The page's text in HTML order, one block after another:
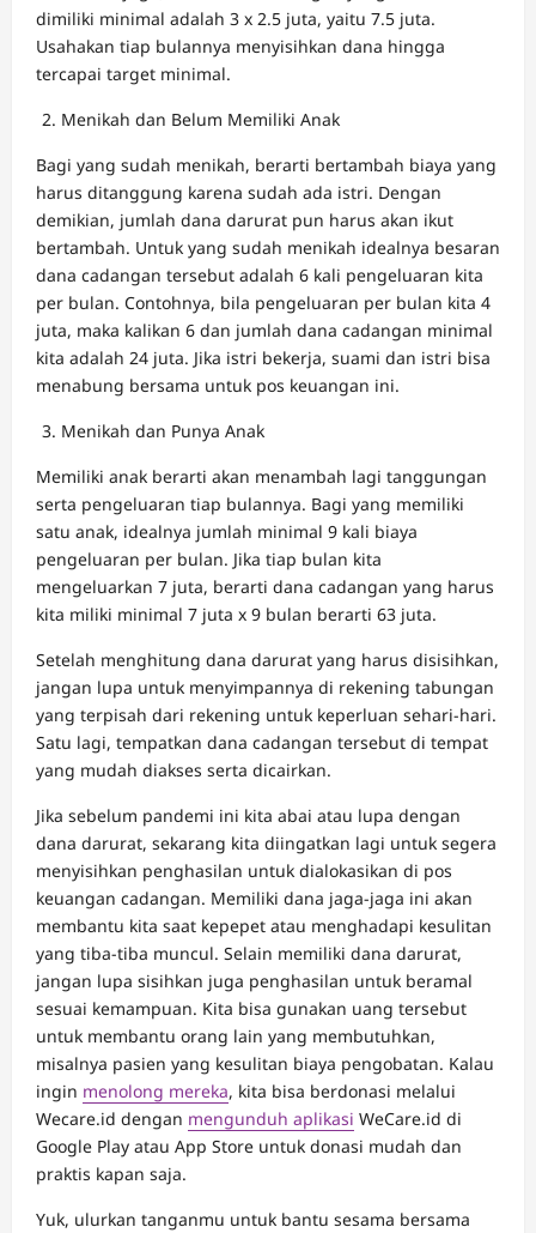
dimiliki minimal adalah 3 x 2.5 juta, yaitu 7.5 juta.
Usahakan tiap bulannya menyisihkan dana hingga
tercapai target minimal.
Menikah dan Belum Memiliki Anak
Bagi yang sudah menikah, berarti bertambah biaya yang
harus ditanggung karena sudah ada istri. Dengan
demikian, jumlah dana darurat pun harus akan ikut
bertambah. Untuk yang sudah menikah idealnya besaran
dana cadangan tersebut adalah 6 kali pengeluaran kita
per bulan. Contohnya, bila pengeluaran per bulan kita 4
juta, maka kalikan 6 dan jumlah dana cadangan minimal
kita adalah 24 juta. Jika istri bekerja, suami dan istri bisa
menabung bersama untuk pos keuangan ini.
Menikah dan Punya Anak
Memiliki anak berarti akan menambah lagi tanggungan
serta pengeluaran tiap bulannya. Bagi yang memiliki
satu anak, idealnya jumlah minimal 9 kali biaya
pengeluaran per bulan. Jika tiap bulan kita
mengeluarkan 7 juta, berarti dana cadangan yang harus
kita miliki minimal 7 juta x 9 bulan berarti 63 juta.
Setelah menghitung dana darurat yang harus disisihkan,
jangan lupa untuk menyimpannya di rekening tabungan
yang terpisah dari rekening untuk keperluan sehari-hari.
Satu lagi, tempatkan dana cadangan tersebut di tempat
yang mudah diakses serta dicairkan.
Jika sebelum pandemi ini kita abai atau lupa dengan
dana darurat, sekarang kita diingatkan lagi untuk segera
menyisihkan penghasilan untuk dialokasikan di pos
keuangan cadangan. Memiliki dana jaga-jaga ini akan
membantu kita saat kepepet atau menghadapi kesulitan
yang tiba-tiba muncul. Selain memiliki dana darurat,
jangan lupa sisihkan juga penghasilan untuk beramal
sesuai kemampuan. Kita bisa gunakan uang tersebut
untuk membantu orang lain yang membutuhkan,
misalnya pasien yang kesulitan biaya pengobatan. Kalau
ingin menolong mereka, kita bisa berdonasi melalui
Wecare.id dengan mengunduh aplikasi WeCare.id di
Google Play atau App Store untuk donasi mudah dan
praktis kapan saja.
Yuk, ulurkan tanganmu untuk bantu sesama bersama